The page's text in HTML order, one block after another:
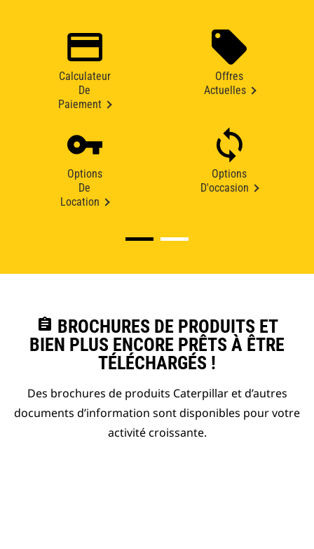
Calculateur
De
Paiement
Offres
Actuelles
Options
De
Location
Options
D'occasion
assignment BROCHURES DE PRODUITS ET
BIEN PLUS ENCORE PRÊTS À ÊTRE
TÉLÉCHARGÉS !
Des brochures de produits Caterpillar et d’autres
documents d’information sont disponibles pour votre
activité croissante.